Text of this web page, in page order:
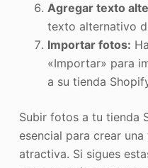
Agregar texto
texto alternativo
Importar fotos:
«Importar» para
a su tienda
Subir fotos a tu tienda
esencial para crear
atractiva. Si sigues